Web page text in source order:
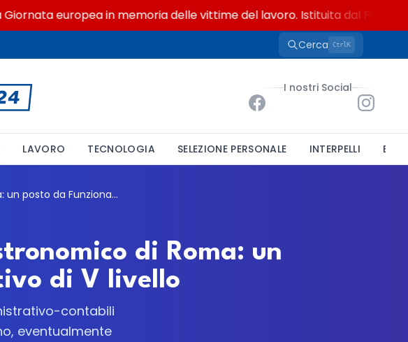
europea in memoria delle vittime del lavoro. Istituita dal
Cerca CtrlK
I nostri Social
LAVORO TECNOLOGIA SELEZIONE PERSONALE INTERPELLI
INAF, concorso all'Osservatorio Astronomico di Roma: un posto da Funzionario Amministrativo di V livello
di Roma: un
di V livello
contabili
eventualmente